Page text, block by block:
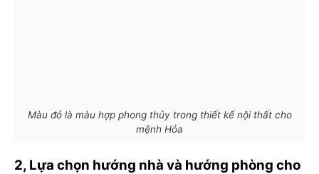
Màu đỏ là màu hợp phong thủy trong thiết kế nội thất cho
mệnh Hỏa
2, Lựa chọn hướng nhà và hướng phòng cho